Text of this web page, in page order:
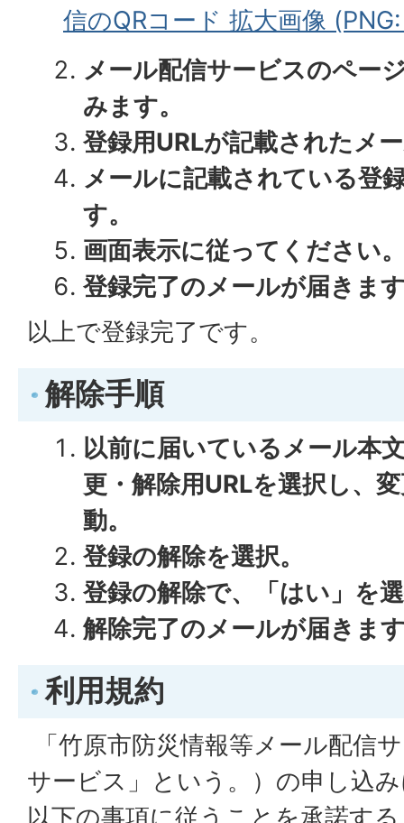
信のQRコード 拡大画像
メール配信サービスのペー
みます。
登録用URLが記載されたメ
メールに記載されている登
す。
画面表示に従ってください
登録完了のメールが届きま
以上で登録完了です。
解除手順
以前に届いているメール本
更・解除用URLを選択し、
動。
登録の解除を選択。
登録の解除で、「はい」を
解除完了のメールが届きま
利用規約
「竹原市防災情報等メール配信
サービス」という。）の申し込